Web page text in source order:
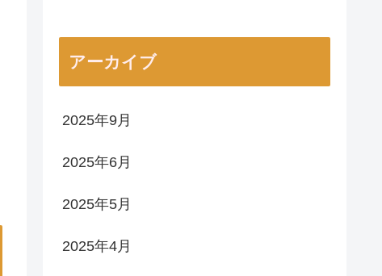
アーカイブ
2025年9月
2025年6月
2025年5月
2025年4月